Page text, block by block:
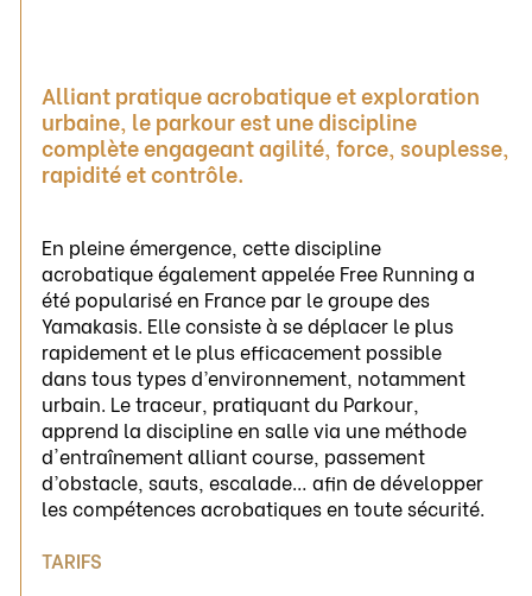
Alliant pratique acrobatique et exploration
urbaine, le parkour est une discipline
complète engageant agilité, force, souplesse,
rapidité et contrôle.
En pleine émergence, cette discipline
acrobatique également appelée Free Running a
été popularisé en France par le groupe des
Yamakasis. Elle consiste à se déplacer le plus
rapidement et le plus efficacement possible
dans tous types d’environnement, notamment
urbain. Le traceur, pratiquant du Parkour,
apprend la discipline en salle via une méthode
d'entraînement alliant course, passement
d’obstacle, sauts, escalade… afin de développer
les compétences acrobatiques en toute sécurité.
TARIFS